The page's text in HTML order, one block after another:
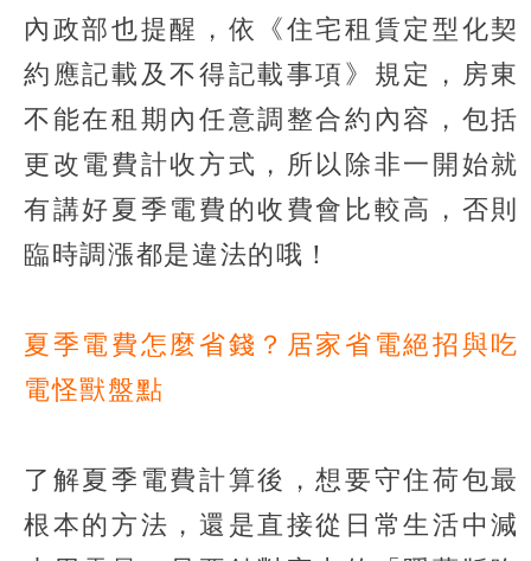
內政部也提醒，依《住宅租賃定型化契
約應記載及不得記載事項》規定，房東
不能在租期內任意調整合約內容，包括
更改電費計收方式，所以除非一開始就
有講好夏季電費的收費會比較高，否則
臨時調漲都是違法的哦！
夏季電費怎麼省錢？居家省電絕招與吃
電怪獸盤點
了解夏季電費計算後，想要守住荷包最
根本的方法，還是直接從日常生活中減